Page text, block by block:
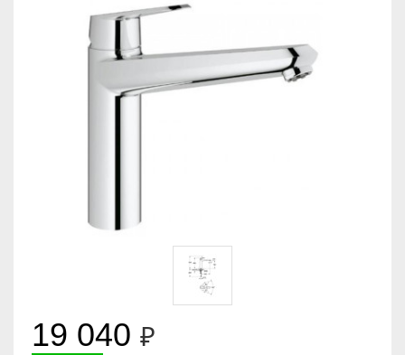
19 040 ₽